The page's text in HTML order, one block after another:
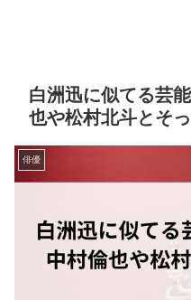
白洲迅に似てる芸
也や松村北斗とそっ
俳優